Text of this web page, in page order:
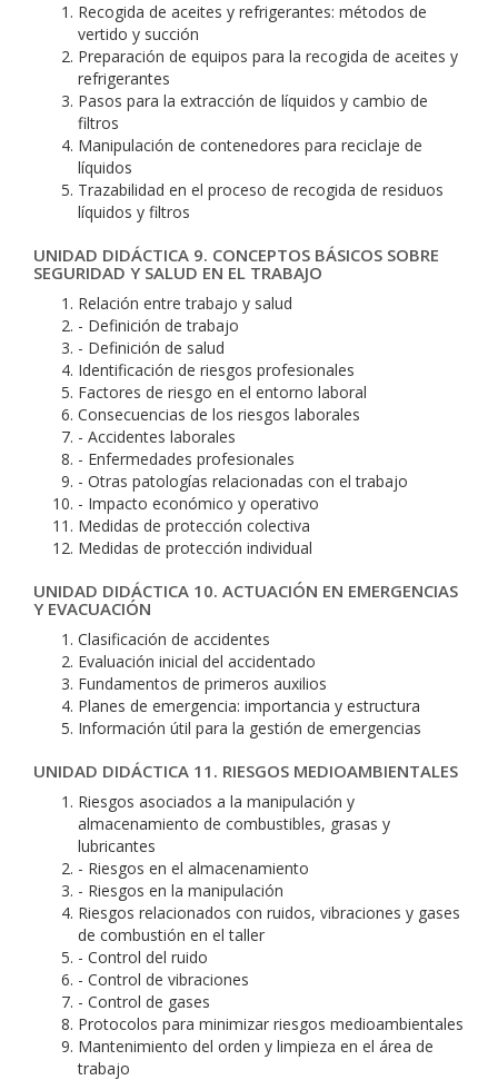
Recogida de aceites y refrigerantes: métodos de
vertido y succión
Preparación de equipos para la recogida de aceites y
refrigerantes
Pasos para la extracción de líquidos y cambio de
filtros
Manipulación de contenedores para reciclaje de
líquidos
Trazabilidad en el proceso de recogida de residuos
líquidos y filtros
UNIDAD DIDÁCTICA 9. CONCEPTOS BÁSICOS SOBRE
SEGURIDAD Y SALUD EN EL TRABAJO
Relación entre trabajo y salud
- Definición de trabajo
- Definición de salud
Identificación de riesgos profesionales
Factores de riesgo en el entorno laboral
Consecuencias de los riesgos laborales
- Accidentes laborales
- Enfermedades profesionales
- Otras patologías relacionadas con el trabajo
- Impacto económico y operativo
Medidas de protección colectiva
Medidas de protección individual
UNIDAD DIDÁCTICA 10. ACTUACIÓN EN EMERGENCIAS
Y EVACUACIÓN
Clasificación de accidentes
Evaluación inicial del accidentado
Fundamentos de primeros auxilios
Planes de emergencia: importancia y estructura
Información útil para la gestión de emergencias
UNIDAD DIDÁCTICA 11. RIESGOS MEDIOAMBIENTALES
Riesgos asociados a la manipulación y
almacenamiento de combustibles, grasas y
lubricantes
- Riesgos en el almacenamiento
- Riesgos en la manipulación
Riesgos relacionados con ruidos, vibraciones y gases
de combustión en el taller
- Control del ruido
- Control de vibraciones
- Control de gases
Protocolos para minimizar riesgos medioambientales
Mantenimiento del orden y limpieza en el área de
trabajo